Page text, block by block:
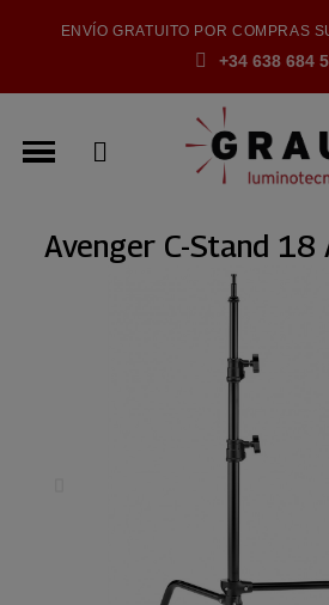
ENVÍO GRATUITO POR COMPRAS
+34 638 684
Avenger C-Stand 18